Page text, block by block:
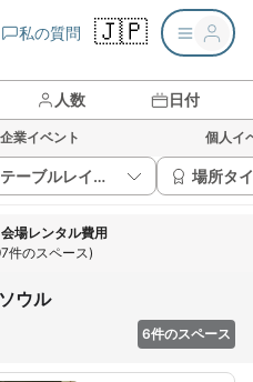
私の質問 🇯🇵
人数 日付
企業イベント 個人イ
テーブルレイアウト 場所タ
場レンタル費用
件のスペース)
ウル
6件のスペース